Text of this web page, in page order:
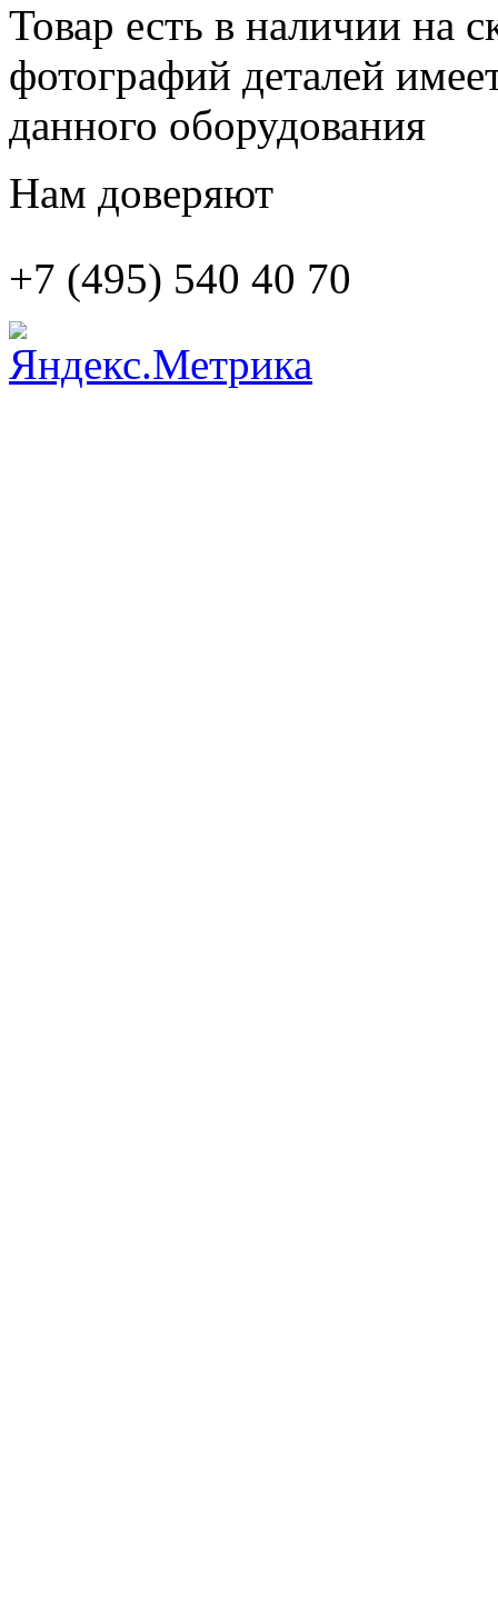
Товар есть в наличии на
фотографий деталей
данного оборудования
Нам доверяют
+7 (495) 540 40 70